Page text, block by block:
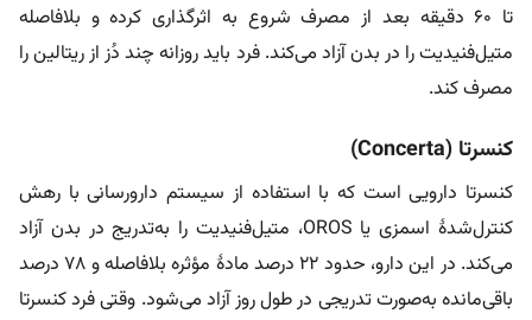
تا ۶۰ دقیقه بعد از مصرف شروع به اثرگذاری کرده و بلافاصله
متیل‌فنیدیت را در بدن آزاد می‌کند. فرد باید روزانه چند دُز از ریتالین را
مصرف کند.
کنسرتا (Concerta)
کنسرتا دارویی است که با استفاده از سیستم دارورسانی با رهش
کنترل‌شدۀ اسمزی یا OROS، متیل‌فنیدیت را به‌تدریج در بدن آزاد
می‌کند. در این دارو، حدود ۲۲ درصد مادۀ مؤثره بلافاصله و ۷۸ درصد
باقی‌مانده به‌صورت تدریجی در طول روز آزاد می‌شود. وقتی فرد کنسرتا